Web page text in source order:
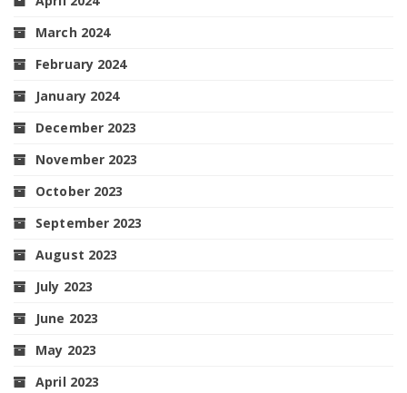
March 2024
February 2024
January 2024
December 2023
November 2023
October 2023
September 2023
August 2023
July 2023
June 2023
May 2023
April 2023